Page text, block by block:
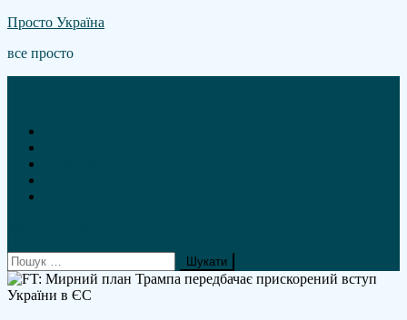
Skip
content
Просто Україна
все просто
Пошук: